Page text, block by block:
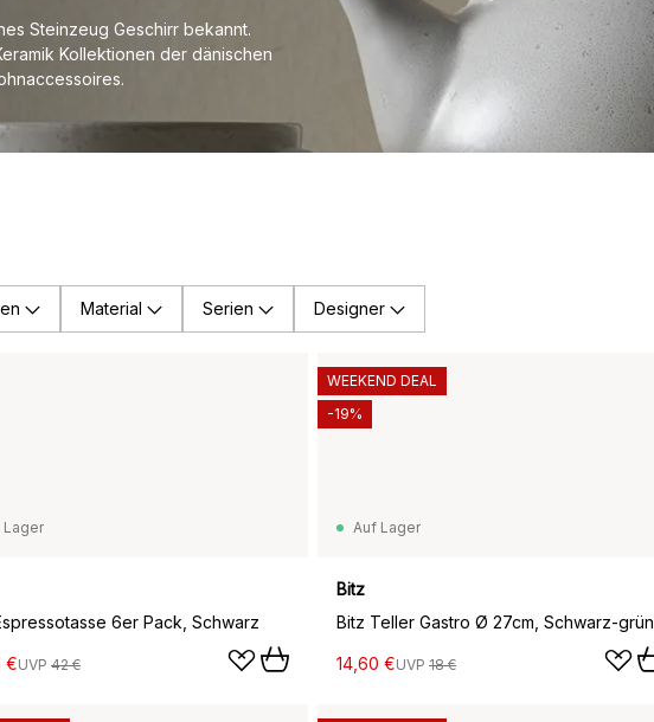
Steinzeug Geschirr bekannt.
Kollektionen der dänischen
Material Serien Designer
Lager
6er Pack, Schwarz
€UVP 42 €
Auf Lager
Bitz
Bitz Teller Gastro Ø 27cm, Schwarz-grün
14,60 €UVP 18 €
WEEKEND DEAL
-19%